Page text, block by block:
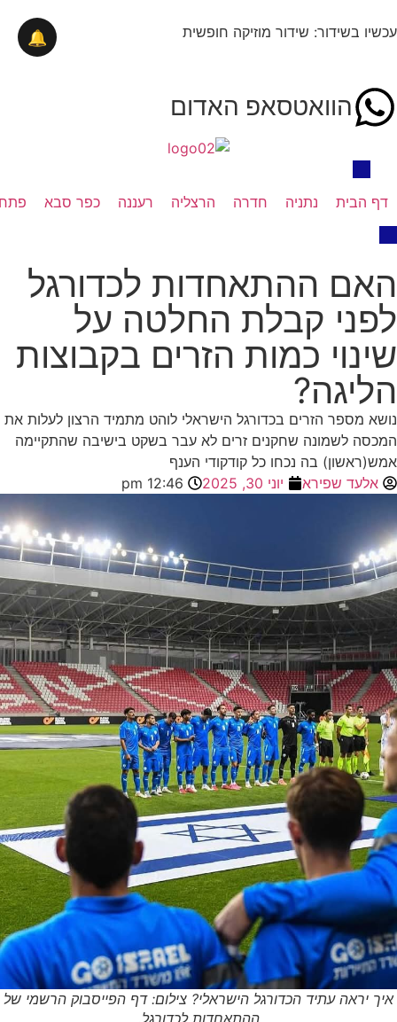
עכשיו בשידור: שידור מוזיקה חופשית
הוואטסאפ האדום
דף הבית נתניה חדרה הרצליה רעננה כפר סבא
האם ההתאחדות לכדורגל
לפני קבלת החלטה על
שינוי כמות הזרים בקבוצות
הליגה?
נושא מספר הזרים בכדורגל הישראלי לוהט מתמיד הרצון לעלות את
המכסה לשמונה שחקנים זרים לא עבר בשקט בישיבה שהתקיימה
אמש(ראשון) בה נכחו כל קודקודי הענף
אלעד שפירא
יוני 30, 2025 12:46 pm
איך יראה עתיד הכדורגל הישראלי? צילום: דף הפייסבוק הרשמי של
🔔